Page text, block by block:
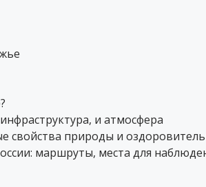
и атмосфера
свойства природы и
маршруты, места для